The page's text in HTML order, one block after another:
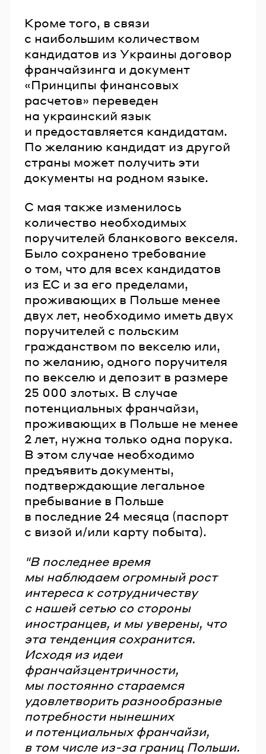
Кроме того, в связи
с наибольшим количеством
кандидатов из Украины договор
франчайзинга и документ
«Принципы финансовых
расчетов» переведен
на украинский язык
и предоставляется кандидатам.
По желанию кандидат из другой
страны может получить эти
документы на родном языке.
С мая также изменилось
количество необходимых
поручителей бланкового векселя.
Было сохранено требование
о том, что для всех кандидатов
из ЕС и за его пределами,
проживающих в Польше менее
двух лет, необходимо иметь двух
поручителей с польским
гражданством по векселю или,
по желанию, одного поручителя
по векселю и депозит в размере
25 000 злотых. В случае
потенциальных франчайзи,
проживающих в Польше не менее
2 лет, нужна только одна порука.
В этом случае необходимо
предъявить документы,
подтверждающие легальное
пребывание в Польше
в последние 24 месяца (паспорт
с визой и/или карту побыта).
"В последнее время
мы наблюдаем огромный рост
интереса к сотрудничеству
с нашей сетью со стороны
иностранцев, и мы уверены, что
эта тенденция сохранится.
Исходя из идеи
франчайзцентричности,
мы постоянно стараемся
удовлетворить разнообразные
потребности нынешних
и потенциальных франчайзи,
в том числе из-за границ Польши.